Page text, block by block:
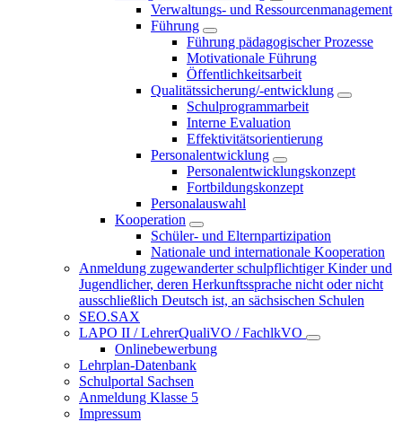
Verwaltungs- und Ressourcenmanagement
Führung
Führung pädagogischer Prozesse
Motivationale Führung
Öffentlichkeitsarbeit
Qualitätssicherung/-entwicklung
Schulprogrammarbeit
Interne Evaluation
Effektivitätsorientierung
Personalentwicklung
Personalentwicklungskonzept
Fortbildungskonzept
Personalauswahl
Kooperation
Schüler- und Elternpartizipation
Nationale und internationale Kooperation
Anmeldung zugewanderter schulpflichtiger Kinder und
Jugendlicher, deren Herkunftssprache nicht oder nicht
ausschließlich Deutsch ist, an sächsischen Schulen
SEO.SAX
LAPO II / LehrerQualiVO / FachlkVO
Onlinebewerbung
Lehrplan-Datenbank
Schulportal Sachsen
Anmeldung Klasse 5
Impressum